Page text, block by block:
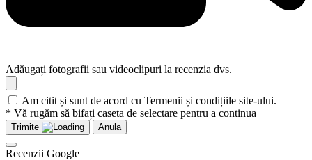
Adăugați fotografii sau videoclipuri la recenzia dvs.
Am citit și sunt de acord cu Termenii și condițiile site-ului.
* Vă rugăm să bifați caseta de selectare pentru a continua
Trimite Anula
Recenzii Google